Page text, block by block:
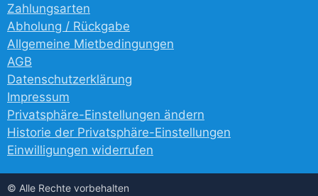
Zahlungsarten
Abholung / Rückgabe
Allgemeine Mietbedingungen
AGB
Datenschutzerklärung
Impressum
Privatsphäre-Einstellungen ändern
Historie der Privatsphäre-Einstellungen
Einwilligungen widerrufen
© Alle Rechte vorbehalten